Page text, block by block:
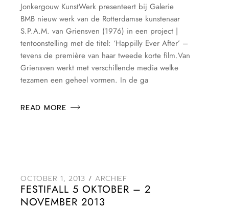
Jonkergouw KunstWerk presenteert bij Galerie
BMB nieuw werk van de Rotterdamse kunstenaar
S.P.A.M. van Griensven (1976) in een project |
tentoonstelling met de titel: ‘Happilly Ever After’ –
tevens de première van haar tweede korte film.Van
Griensven werkt met verschillende media welke
tezamen een geheel vormen. In de ga
READ MORE
OCTOBER 1, 2013 ARCHIEF
FESTIFALL 5 OKTOBER – 2
NOVEMBER 2013